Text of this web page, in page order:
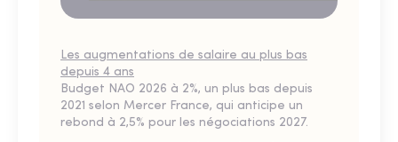
Les augmentations de salaire au plus bas
depuis 4 ans
Budget NAO 2026 à 2%, un plus bas depuis
2021 selon Mercer France, qui anticipe un
rebond à 2,5% pour les négociations 2027.